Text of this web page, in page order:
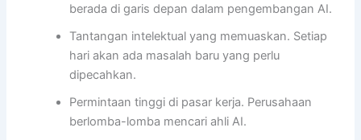
berada di garis depan dalam pengembangan AI.
Tantangan intelektual yang memuaskan. Setiap
hari akan ada masalah baru yang perlu
dipecahkan.
Permintaan tinggi di pasar kerja. Perusahaan
berlomba-lomba mencari ahli AI.